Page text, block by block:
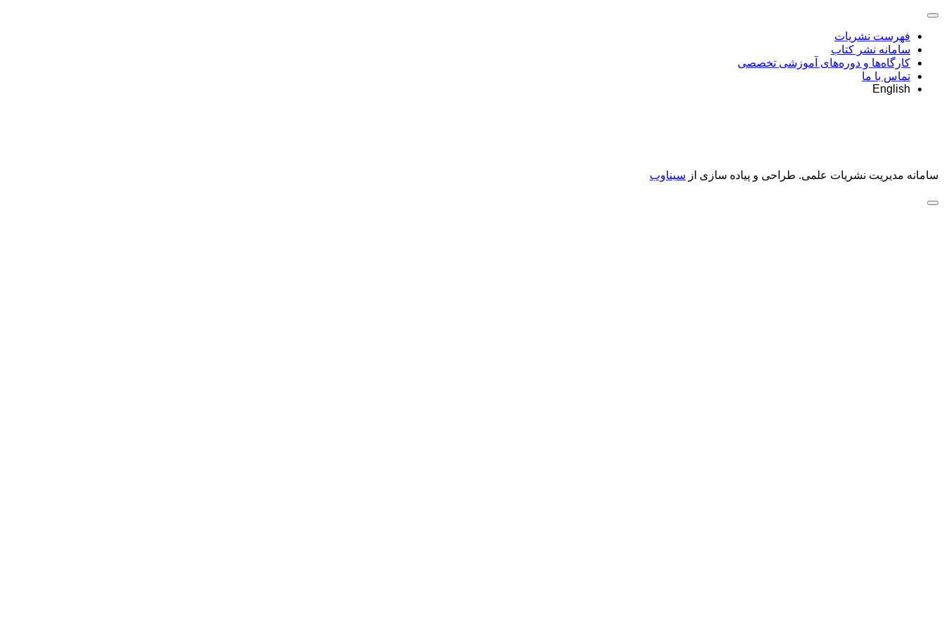
فهرست نشریات
سامانه نشر کتاب
کارگاه‌ها و دوره‌های آموزشی تخصصی
تماس با ما
English
سامانه مدیریت نشریات علمی. طراحی و پیاده سازی از سیناوب